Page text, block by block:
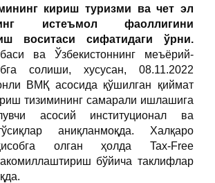
кириш туризми ва чет эл
истеъмол фаоллигини
воситаси сифатидаги ўрни.
ва Ўзбекистоннинг меъёрий-
солиши, хусусан, 08.11.2022
ВМҚ асосида қўшилган қиймат
тизимининг самарали ишлашига
асосий институционал ва
аниқланмоқда. Халқаро
олган ҳолда Tax-Free
бўйича таклифлар